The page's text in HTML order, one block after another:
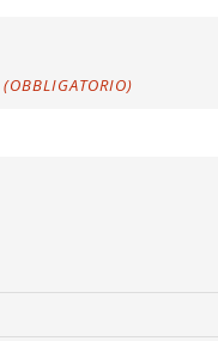
(OBBLIGATORIO)